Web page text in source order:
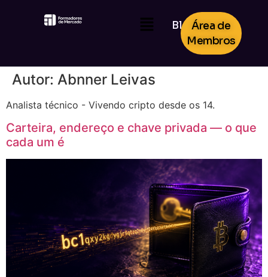
BlogÁrea de
Membros
Autor: Abnner Leivas
Analista técnico - Vivendo cripto desde os 14.
Carteira, endereço e chave privada — o que
cada um é